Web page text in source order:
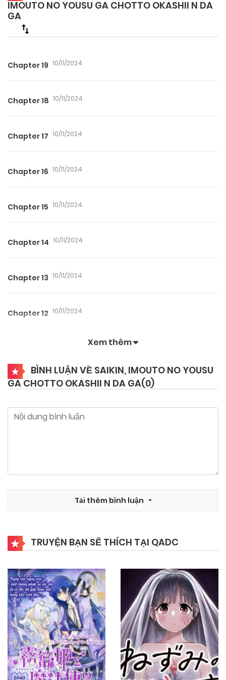
IMOUTO NO YOUSU GA CHOTTO OKASHII N DA
GA
Chapter 19 10/11/2024
Chapter 18 10/11/2024
Chapter 17 10/11/2024
Chapter 16 10/11/2024
Chapter 15 10/11/2024
Chapter 14 10/11/2024
Chapter 13 10/11/2024
Chapter 12 10/11/2024
Chapter 10 10/11/2024
Chapter 9 10/11/2024
Chapter 5 10/11/2024
Chapter 4 10/11/2024
Chapter 3 10/11/2024
Xem thêm
BÌNH LUẬN VỀ SAIKIN, IMOUTO NO YOUSU
GA CHOTTO OKASHII N DA GA(0)
Tải thêm bình luận
TRUYỆN BẠN SẼ THÍCH TẠI QADC